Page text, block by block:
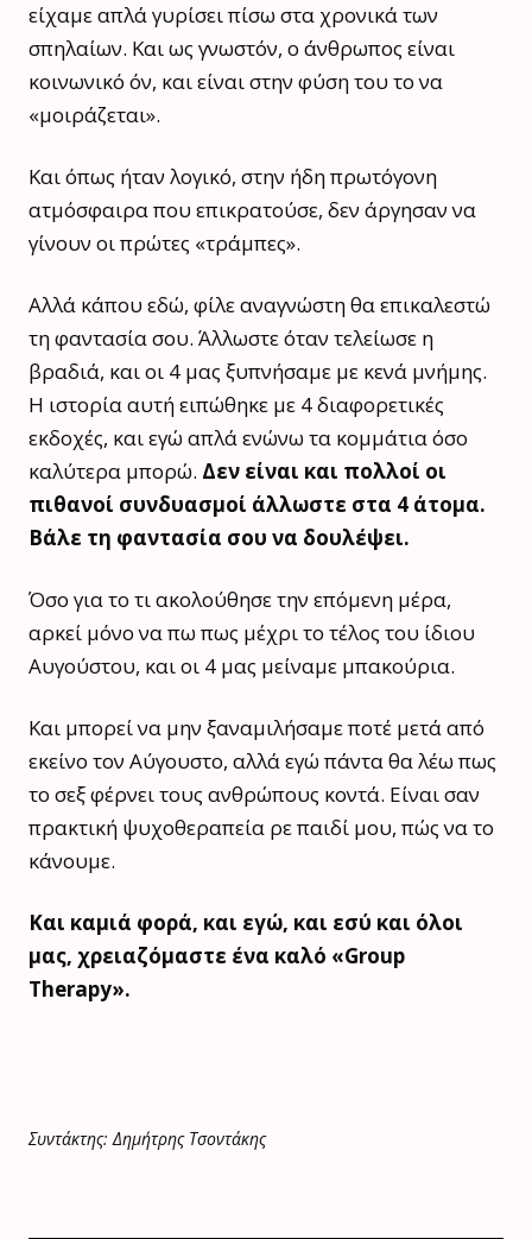
είχαμε απλά γυρίσει πίσω στα χρονικά των
σπηλαίων. Και ως γνωστόν, ο άνθρωπος είναι
κοινωνικό όν, και είναι στην φύση του το να
«μοιράζεται».
Και όπως ήταν λογικό, στην ήδη πρωτόγονη
ατμόσφαιρα που επικρατούσε, δεν άργησαν να
γίνουν οι πρώτες «τράμπες».
Αλλά κάπου εδώ, φίλε αναγνώστη θα επικαλεστώ
τη φαντασία σου. Άλλωστε όταν τελείωσε η
βραδιά, και οι 4 μας ξυπνήσαμε με κενά μνήμης.
Η ιστορία αυτή ειπώθηκε με 4 διαφορετικές
εκδοχές, και εγώ απλά ενώνω τα κομμάτια όσο
καλύτερα μπορώ. Δεν είναι και πολλοί οι
πιθανοί συνδυασμοί άλλωστε στα 4 άτομα.
Βάλε τη φαντασία σου να δουλέψει.
Όσο για το τι ακολούθησε την επόμενη μέρα,
αρκεί μόνο να πω πως μέχρι το τέλος του ίδιου
Αυγούστου, και οι 4 μας μείναμε μπακούρια.
Και μπορεί να μην ξαναμιλήσαμε ποτέ μετά από
εκείνο τον Αύγουστο, αλλά εγώ πάντα θα λέω πως
το σεξ φέρνει τους ανθρώπους κοντά. Είναι σαν
πρακτική ψυχοθεραπεία ρε παιδί μου, πώς να το
κάνουμε.
Και καμιά φορά, και εγώ, και εσύ και όλοι
μας, χρειαζόμαστε ένα καλό «Group
Therapy».
Συντάκτης: Δημήτρης Τσοντάκης